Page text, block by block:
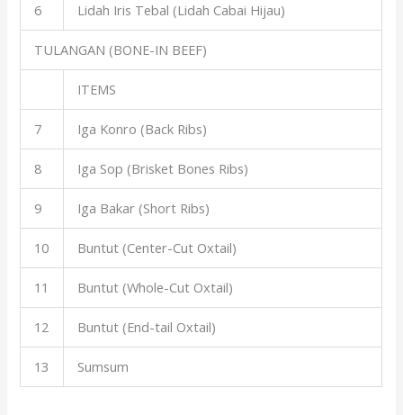
6 Lidah Iris Tebal (Lidah Cabai Hijau)
TULANGAN (BONE-IN BEEF)
ITEMS
7 Iga Konro (Back Ribs)
8 Iga Sop (Brisket Bones Ribs)
9 Iga Bakar (Short Ribs)
10 Buntut (Center-Cut Oxtail)
11 Buntut (Whole-Cut Oxtail)
12 Buntut (End-tail Oxtail)
13 Sumsum